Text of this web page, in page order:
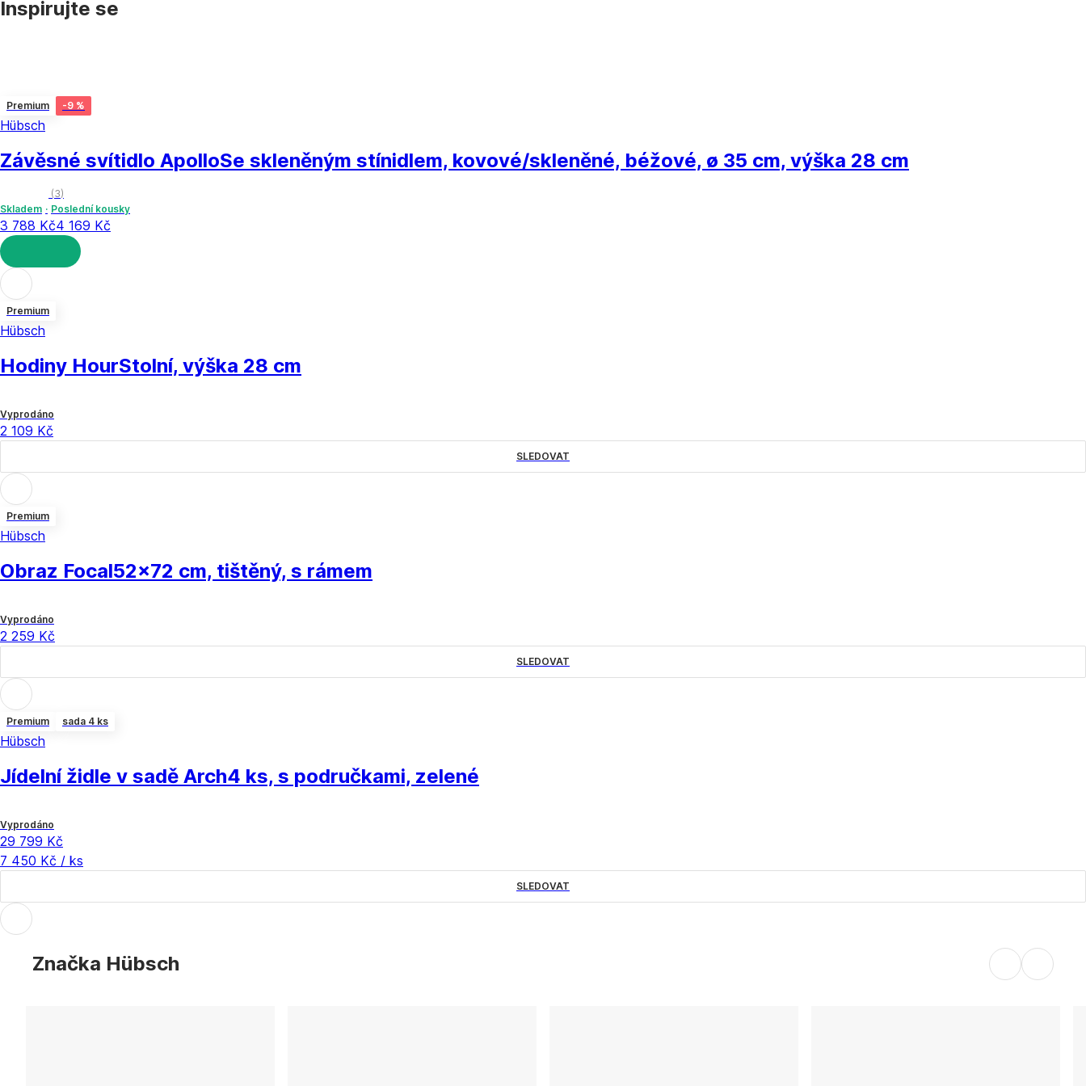
Inspirujte se
Premium -9 %
Hübsch
Závěsné svítidlo ApolloSe skleněným stínidlem, kovové/skleněné, béžové, ø 35 cm, výška 28 cm
(3)
Skladem
Poslední kousky
3 788 Kč4 169 Kč
DO KOŠÍKU
Premium
Hübsch
Hodiny HourStolní, výška 28 cm
Vyprodáno
2 109 Kč
SLEDOVAT
Premium
Hübsch
Obraz Focal52x72 cm, tištěný, s rámem
Vyprodáno
2 259 Kč
SLEDOVAT
Premium sada 4 ks
Hübsch
Jídelní židle v sadě Arch4 ks, s područkami, zelené
Vyprodáno
29 799 Kč
7 450 Kč / ks
SLEDOVAT
Značka Hübsch